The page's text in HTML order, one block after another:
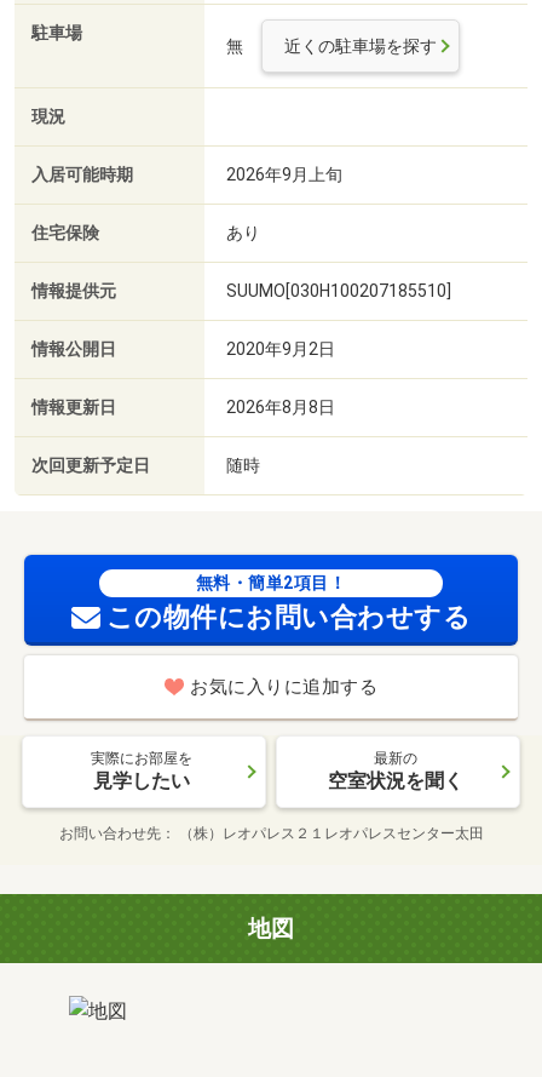
駐車場
無 近くの駐車場を探す
現況
入居可能時期 2026年9月上旬
住宅保険 あり
情報提供元 SUUMO[030H100207185510]
情報公開日 2020年9月2日
情報更新日 2026年8月8日
次回更新予定日 随時
無料・簡単2項目！
この物件にお問い合わせする
お気に入りに追加する
実際にお部屋を
見学したい
最新の
空室状況を聞く
お問い合わせ先 （株）レオパレス２１レオパレスセンター太田
地図